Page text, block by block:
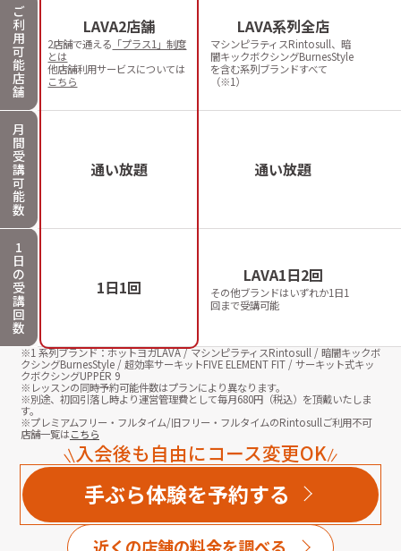
ご
利
用
可
能
店
舗
LAVA2店舗
2店舗で通える 「プラス1」制度
とは
他店舗利用サービスについては
こちら
LAVA系列全店
マシンピラティスRintosull、暗
闇キックボクシングBurnesStyle
を含む系列ブランドすべて
（※1）
月
間
受
講
可
能
数
通い放題 通い放題
1
日
の
受
講
回
数
1日1回
LAVA1日2回
その他ブランドはいずれか1日1
回まで受講可能
※1 系列ブランド：ホットヨガLAVA / マシンピラティスRintosull / 暗闇キックボ
クシングBurnesStyle / 超効率サーキットFIVE ELEMENT FIT / サーキット式キッ
クボクシングUPPER 9
※レッスンの同時予約可能件数はプランにより異なります。
※別途、初回引落し時より運営管理費として毎月680円（税込）を頂戴いたしま
す。
※プレミアムフリー・フルタイム/旧フリー・フルタイムのRintosullご利用不可
店舗一覧はこちら
入会後も自由にコース変更OK
手ぶら体験を予約する